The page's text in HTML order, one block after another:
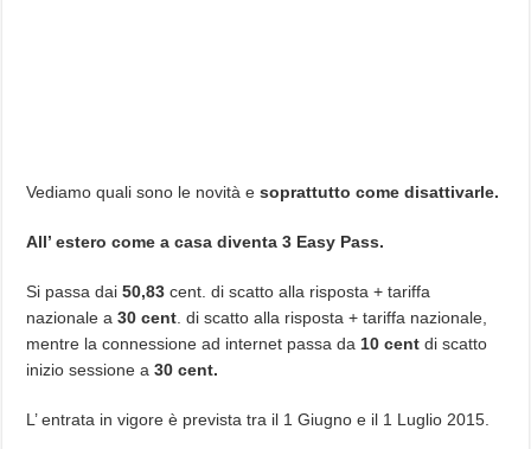
Vediamo quali sono le novità esoprattutto come disattivarle.
All’ estero come a casa diventa 3 Easy Pass.
Si passa dai50,83 cent. di scatto alla risposta + tariffa
nazionale a30 cent . di scatto alla risposta + tariffa nazionale,
mentre la connessione ad internet passa da 10 cent di scatto
inizio sessione a30 cent.
L’ entrata in vigore è prevista tra il 1 Giugno e il 1 Luglio 2015.